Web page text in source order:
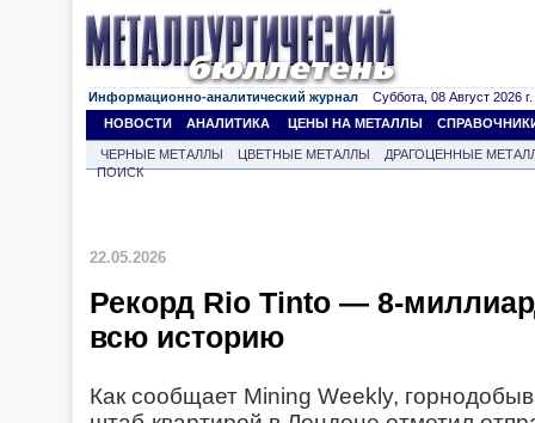
Информационно-аналитический журнал Суббота, 08 Август 2026 г.
НОВОСТИ
АНАЛИТИКА ЦЕНЫ НА МЕТАЛЛЫ
ЧЕРНЫЕ МЕТАЛЛЫ ЦВЕТНЫЕ МЕТАЛЛЫ
ДРАГОЦЕННЫЕ
ПОИСК
22.05.2026
Рекорд Rio Tinto — 8-
всю историю
Как сообщает Mining Weekly,